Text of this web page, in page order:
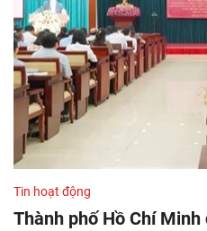
Tin hoạt động
Thành phố Hồ Chí